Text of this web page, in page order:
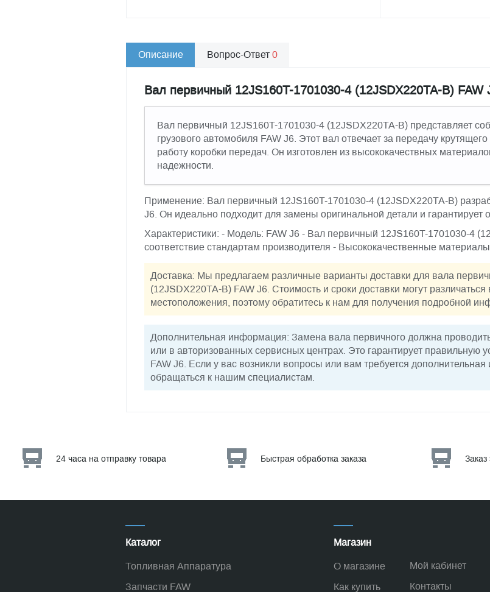
Описание Вопрос-Ответ0
Вал первичный 12JS160T-1701030-4 (12JSDX220TA-B) FAW
Вал первичный 12JS160T-1701030-4 (12JSDX220TA-B) представляет
грузового автомобиля FAW J6. Этот вал отвечает за передачу
работу коробки передач. Он изготовлен из высококачествных
надежности.
Применение: Вал первичный 12JS160T-1701030-4 (12JSDX220TA-B)
J6. Он идеально подходит для замены оригинальной детали и гарантирует
Характеристики: - Модель: FAW J6 - Вал первичный 12JS160T-1701030-4
соответствие стандартам производителя - Высококачественные
Доставка: Мы предлагаем различные варианты доставки для вала
(12JSDX220TA-B) FAW J6. Стоимость и сроки доставки могут
местоположения, поэтому обратитесь к нам для получения подробной
Дополнительная информация: Замена вала первичного должна
или в авторизованных сервисных центрах. Это гарантирует правильную
FAW J6. Если у вас возникли вопросы или вам требуется
обращаться к нашим специалистам.
24 часа на отправку товара Быстрая обработка заказа Заказ
Каталог
Топливная Аппаратура
Запчасти FAW
Магазин
О магазине
Как купить
Мой кабинет
Контакты